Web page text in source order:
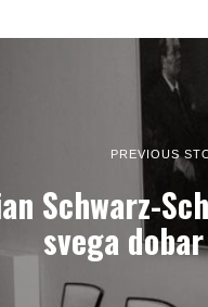
PREVIOUS
Schwarz-
svega